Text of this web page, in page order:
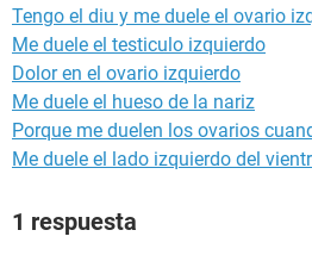
Tengo el diu y me duele el ovario
Me duele el testiculo izquierdo
Dolor en el ovario izquierdo
Me duele el hueso de la nariz
Porque me duelen los ovarios
Me duele el lado izquierdo del
1 respuesta